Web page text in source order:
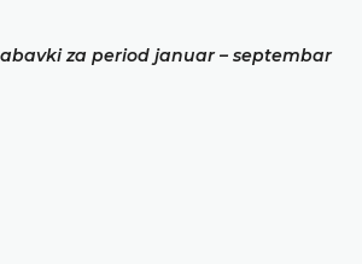
za period januar – septembar